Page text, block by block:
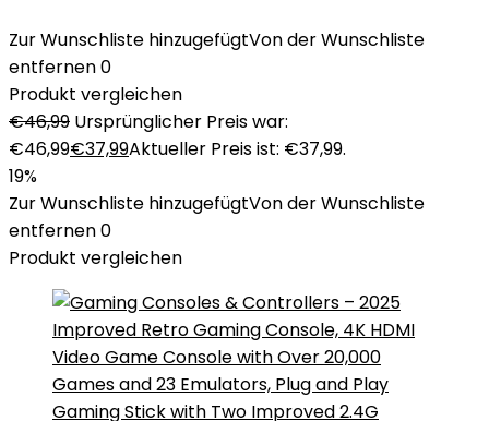
Zur Wunschliste hinzugefügtVon der Wunschliste
entfernen0
Produkt vergleichen
€46,99 Ursprünglicher Preis war:
€46,99€37,99Aktueller Preis ist: €37,99.
19%
Zur Wunschliste hinzugefügtVon der Wunschliste
entfernen0
Produkt vergleichen